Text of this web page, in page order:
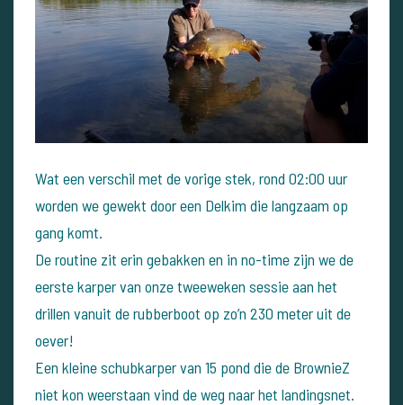
Wat een verschil met de vorige stek, rond 02:00 uur
worden we gewekt door een Delkim die langzaam op
gang komt.
De routine zit erin gebakken en in no-time zijn we de
eerste karper van onze tweeweken sessie aan het
drillen vanuit de rubberboot op zo’n 230 meter uit de
oever!
Een kleine schubkarper van 15 pond die de BrownieZ
niet kon weerstaan vind de weg naar het landingsnet.